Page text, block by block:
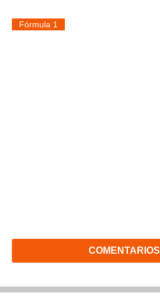
Fórmula 1
COMENTARIOS